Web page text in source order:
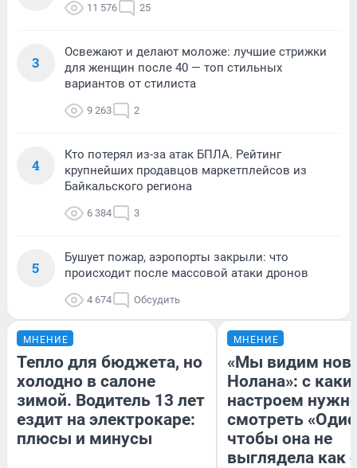
11 576 25
3
Освежают и делают моложе: лучшие стрижки
для женщин после 40 — топ стильных
вариантов от стилиста
9 263 2
4
Кто потерял из-за атак БПЛА. Рейтинг
крупнейших продавцов маркетплейсов из
Байкальского региона
6 384 3
5
Бушует пожар, аэропорты закрыли: что
происходит после массовой атаки дронов
4 674 Обсудить
МНЕНИЕ
Тепло для бюджета, но
холодно в салоне
зимой. Водитель 13 лет
ездит на электрокаре:
плюсы и минусы
МНЕНИЕ
«Мы видим
Нолана»: с
настроем
смотреть
чтобы она не
выглядела как